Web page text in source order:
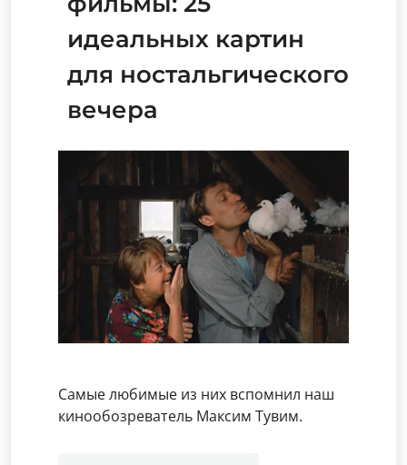
идеальных картин
для ностальгического
вечера
Самые любимые из них вспомнил наш
кинообозреватель Максим Тувим.